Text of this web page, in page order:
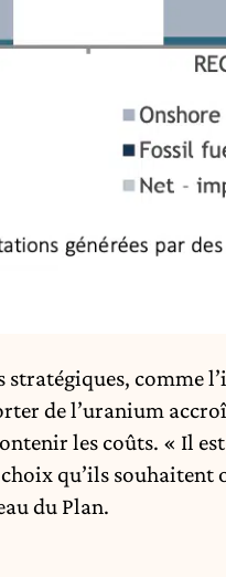
comme
de l’uranium
les coûts. « Il
qu’ils souhaitent
du Plan.